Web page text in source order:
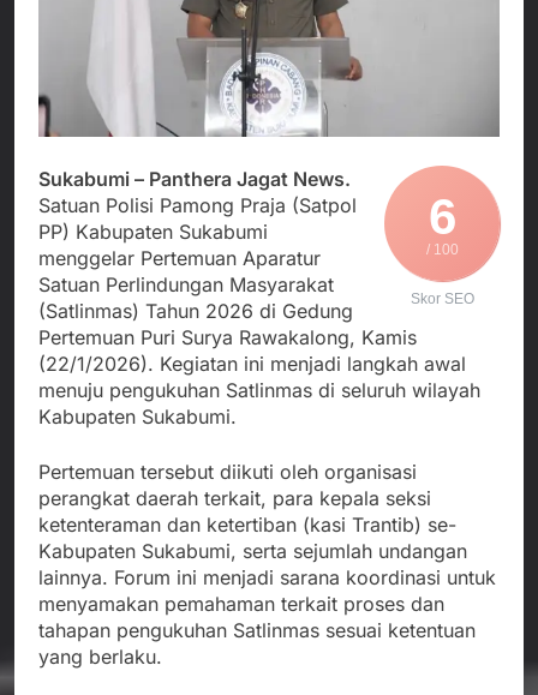
Posko Pusat Tg. Perak
Surabaya
melalui Komite Sekolah,
Disorot karena Dinilai
Bertentangan dengan
Edaran Disdik Jabar
Agustus 4, 2026
Ketua Umum FSP
Maritim Indonesia
Bantah Isu Mogok
Nasional TKBM: “Belum
Ada Keputusan Resmi”
Agustus 3, 2026
Menjalin Harmoni di
Tanah Sukaresmi: Kala
Gotong Royong
Menggerakkan Ekonomi
Desa
Korban Tenggelam di
Perairan Giligenting
Ditemukan, Polisi
Pastikan Penanganan
Berjalan Sesuai
Prosedur
Agustus 3, 2026 6
/ 100
Skor SEO
Sukabumi – Panthera Jagat News.
Satuan Polisi Pamong Praja (Satpol
PP) Kabupaten Sukabumi
menggelar Pertemuan Aparatur
Satuan Perlindungan Masyarakat
(Satlinmas) Tahun 2026 di Gedung
Pertemuan Puri Surya Rawakalong, Kamis
(22/1/2026). Kegiatan ini menjadi langkah awal
menuju pengukuhan Satlinmas di seluruh wilayah
Kabupaten Sukabumi.
Pertemuan tersebut diikuti oleh organisasi
perangkat daerah terkait, para kepala seksi
ketenteraman dan ketertiban (kasi Trantib) se-
Kabupaten Sukabumi, serta sejumlah undangan
lainnya. Forum ini menjadi sarana koordinasi untuk
menyamakan pemahaman terkait proses dan
tahapan pengukuhan Satlinmas sesuai ketentuan
yang berlaku.